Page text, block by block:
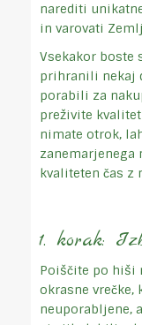
narediti
in varovati
Vsekakor boste
prihranili nekaj
porabili za
preživite
nimate otrok,
zanemarjenega
kvaliteten čas z
1. korak:
Poiščite po hiši
okrasne
neuporabljene,